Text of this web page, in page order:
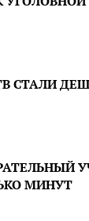
СТАЛИ
МИНУТ